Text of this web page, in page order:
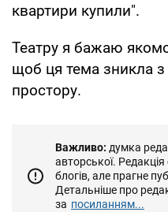
квартири купили".
Театру я бажаю
щоб ця тема зникла з
простору.
Важливо: думка
авторської. Редакція
блогів, але прагне
Детальніше про
за посиланням...